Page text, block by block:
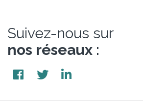
Suivez-nous sur
nos réseaux :